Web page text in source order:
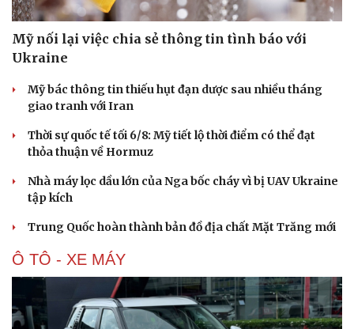
Mỹ nối lại việc chia sẻ thông tin tình báo với
Ukraine
Mỹ bác thông tin thiếu hụt đạn dược sau nhiều tháng
giao tranh với Iran
Thời sự quốc tế tối 6/8: Mỹ tiết lộ thời điểm có thể đạt
thỏa thuận về Hormuz
Nhà máy lọc dầu lớn của Nga bốc cháy vì bị UAV Ukraine
tập kích
Trung Quốc hoàn thành bản đồ địa chất Mặt Trăng mới
Ô TÔ - XE MÁY